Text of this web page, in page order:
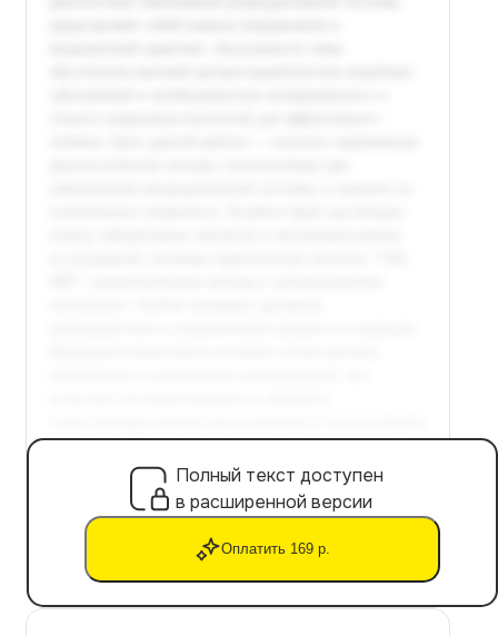
Полный текст доступен
в расширенной версии
Оплатить 169 р.